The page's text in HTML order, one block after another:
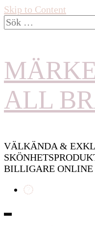
Skip to Content
Sök
efter:
ALL
VÄLKÄNDA &
BILLIGARE ONLINE